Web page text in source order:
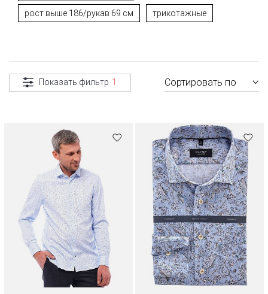
рост выше 186/рукав 69 см трикотажные
Показать фильтр 1 Сортировать по